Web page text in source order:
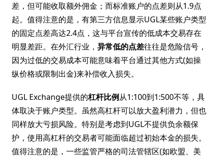
差，但可能收取额外佣金；而标准账户的点差则从1.9点
起。值得注意的是，有第三方信息显示UGL某些账户类型
的固定点差高达2.4点，这与平台宣传的低成本交易存在
明显差距。在外汇行业， 异常低的点差往往是危险信号，
因为过低的交易成本可能意味着平台通过其他方式(如操
纵价格或限制出金)来补偿收入损失。
UGL Exchange提供的杠杆比例从1:100到1:500不等，具
体取决于账户类型。虽然高杠杆可以放大盈利潜力，但也
同样放大亏损风险。特别是考虑到UGL不提供负余额保
护，使用高杠杆的交易者可能面临超过初始本金的损失。
值得注意的是，一些监管严格的司法管辖区(如欧盟、美